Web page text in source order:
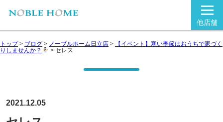
他店舗
トップ> ブログ > ノーブルホーム日立店 >
【イベント】寒い季節はおうちで家づく
りしませんか？
> セレス
2021.12.05